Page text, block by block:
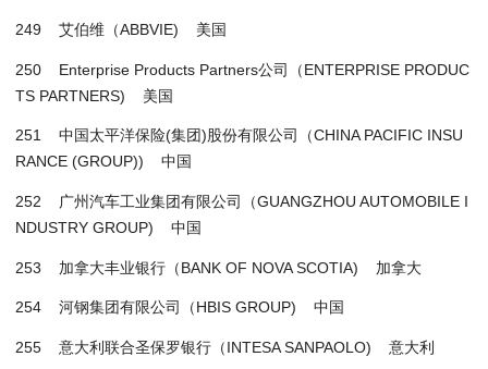
249 艾伯维（ABBVIE) 美国
250 Enterprise Products Partners公司（ENTERPRISE PRODUC
TS PARTNERS) 美国
251 中国太平洋保险(集团)股份有限公司（CHINA PACIFIC INSU
RANCE (GROUP)) 中国
252 广州汽车工业集团有限公司（GUANGZHOU AUTOMOBILE I
NDUSTRY GROUP) 中国
253 加拿大丰业银行（BANK OF NOVA SCOTIA) 加拿大
254 河钢集团有限公司（HBIS GROUP) 中国
255 意大利联合圣保罗银行（INTESA SANPAOLO) 意大利